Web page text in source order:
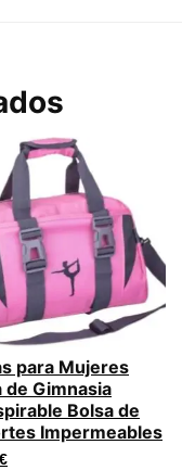
para Mujeres
de Gimnasia
Bolsa de
Impermeables
€